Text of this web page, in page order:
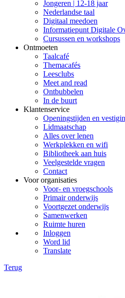
Jongeren | 12-18 jaar
Nederlandse taal
Digitaal meedoen
Informatiepunt Digitale
Cursussen en workshops
Ontmoeten
Taalcafé
Themacafés
Leesclubs
Meet and read
Ontbubbelen
In de buurt
Klantenservice
Openingstijden en
Lidmaatschap
Alles over lenen
Werkplekken en wifi
Bibliotheek aan huis
Veelgestelde vragen
Contact
Voor organisaties
Voor- en vroegschools
Primair onderwijs
Voortgezet onderwijs
Samenwerken
Ruimte huren
Inloggen
Word lid
Translate
Terug